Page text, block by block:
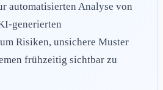
automatisierten Analyse von
generierten
Risiken, unsichere Muster
frühzeitig sichtbar zu